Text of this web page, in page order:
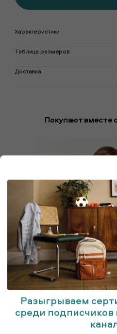
Характеристики
Таблица размеров
Доставка
Покупают вместе
Разыгрываем
среди подписчиков